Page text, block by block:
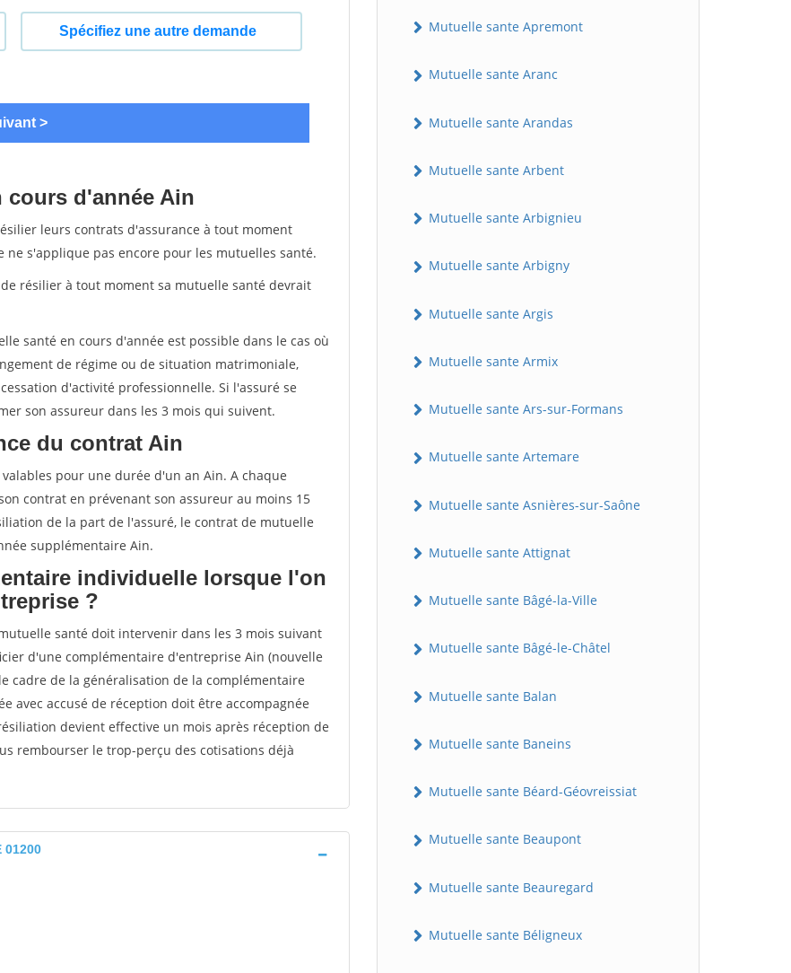
cours d'année Ain
leurs contrats d'assurance à tout moment
ne s'applique pas encore pour les mutuelles santé.
résilier à tout moment sa mutuelle santé devrait
santé en cours d'année est possible dans le cas où
de régime ou de situation matrimoniale,
d'activité professionnelle. Si l'assuré se
son assureur dans les 3 mois qui suivent.
du contrat Ain
pour une durée d'un an Ain. A chaque
contrat en prévenant son assureur au moins 15
de la part de l'assuré, le contrat de mutuelle
supplémentaire Ain.
individuelle lorsque l'on
?
santé doit intervenir dans les 3 mois suivant
d'une complémentaire d'entreprise Ain (nouvelle
cadre de la généralisation de la complémentaire
avec accusé de réception doit être accompagnée
devient effective un mois après réception de
rembourser le trop-perçu des cotisations déjà
01200
Mutuelle sante Apremont
Mutuelle sante Aranc
Mutuelle sante Arandas
Mutuelle sante Arbent
Mutuelle sante Arbignieu
Mutuelle sante Arbigny
Mutuelle sante Argis
Mutuelle sante Armix
Mutuelle sante Ars-sur-Formans
Mutuelle sante Artemare
Mutuelle sante Asnières-sur-Saône
Mutuelle sante Attignat
Mutuelle sante Bâgé-la-Ville
Mutuelle sante Bâgé-le-Châtel
Mutuelle sante Balan
Mutuelle sante Baneins
Mutuelle sante Béard-Géovreissiat
Mutuelle sante Beaupont
Mutuelle sante Beauregard
Mutuelle sante Béligneux